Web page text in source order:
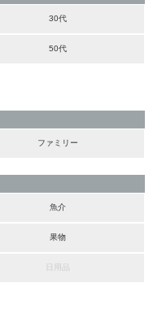
30代
50代
ファミリー
魚介
果物